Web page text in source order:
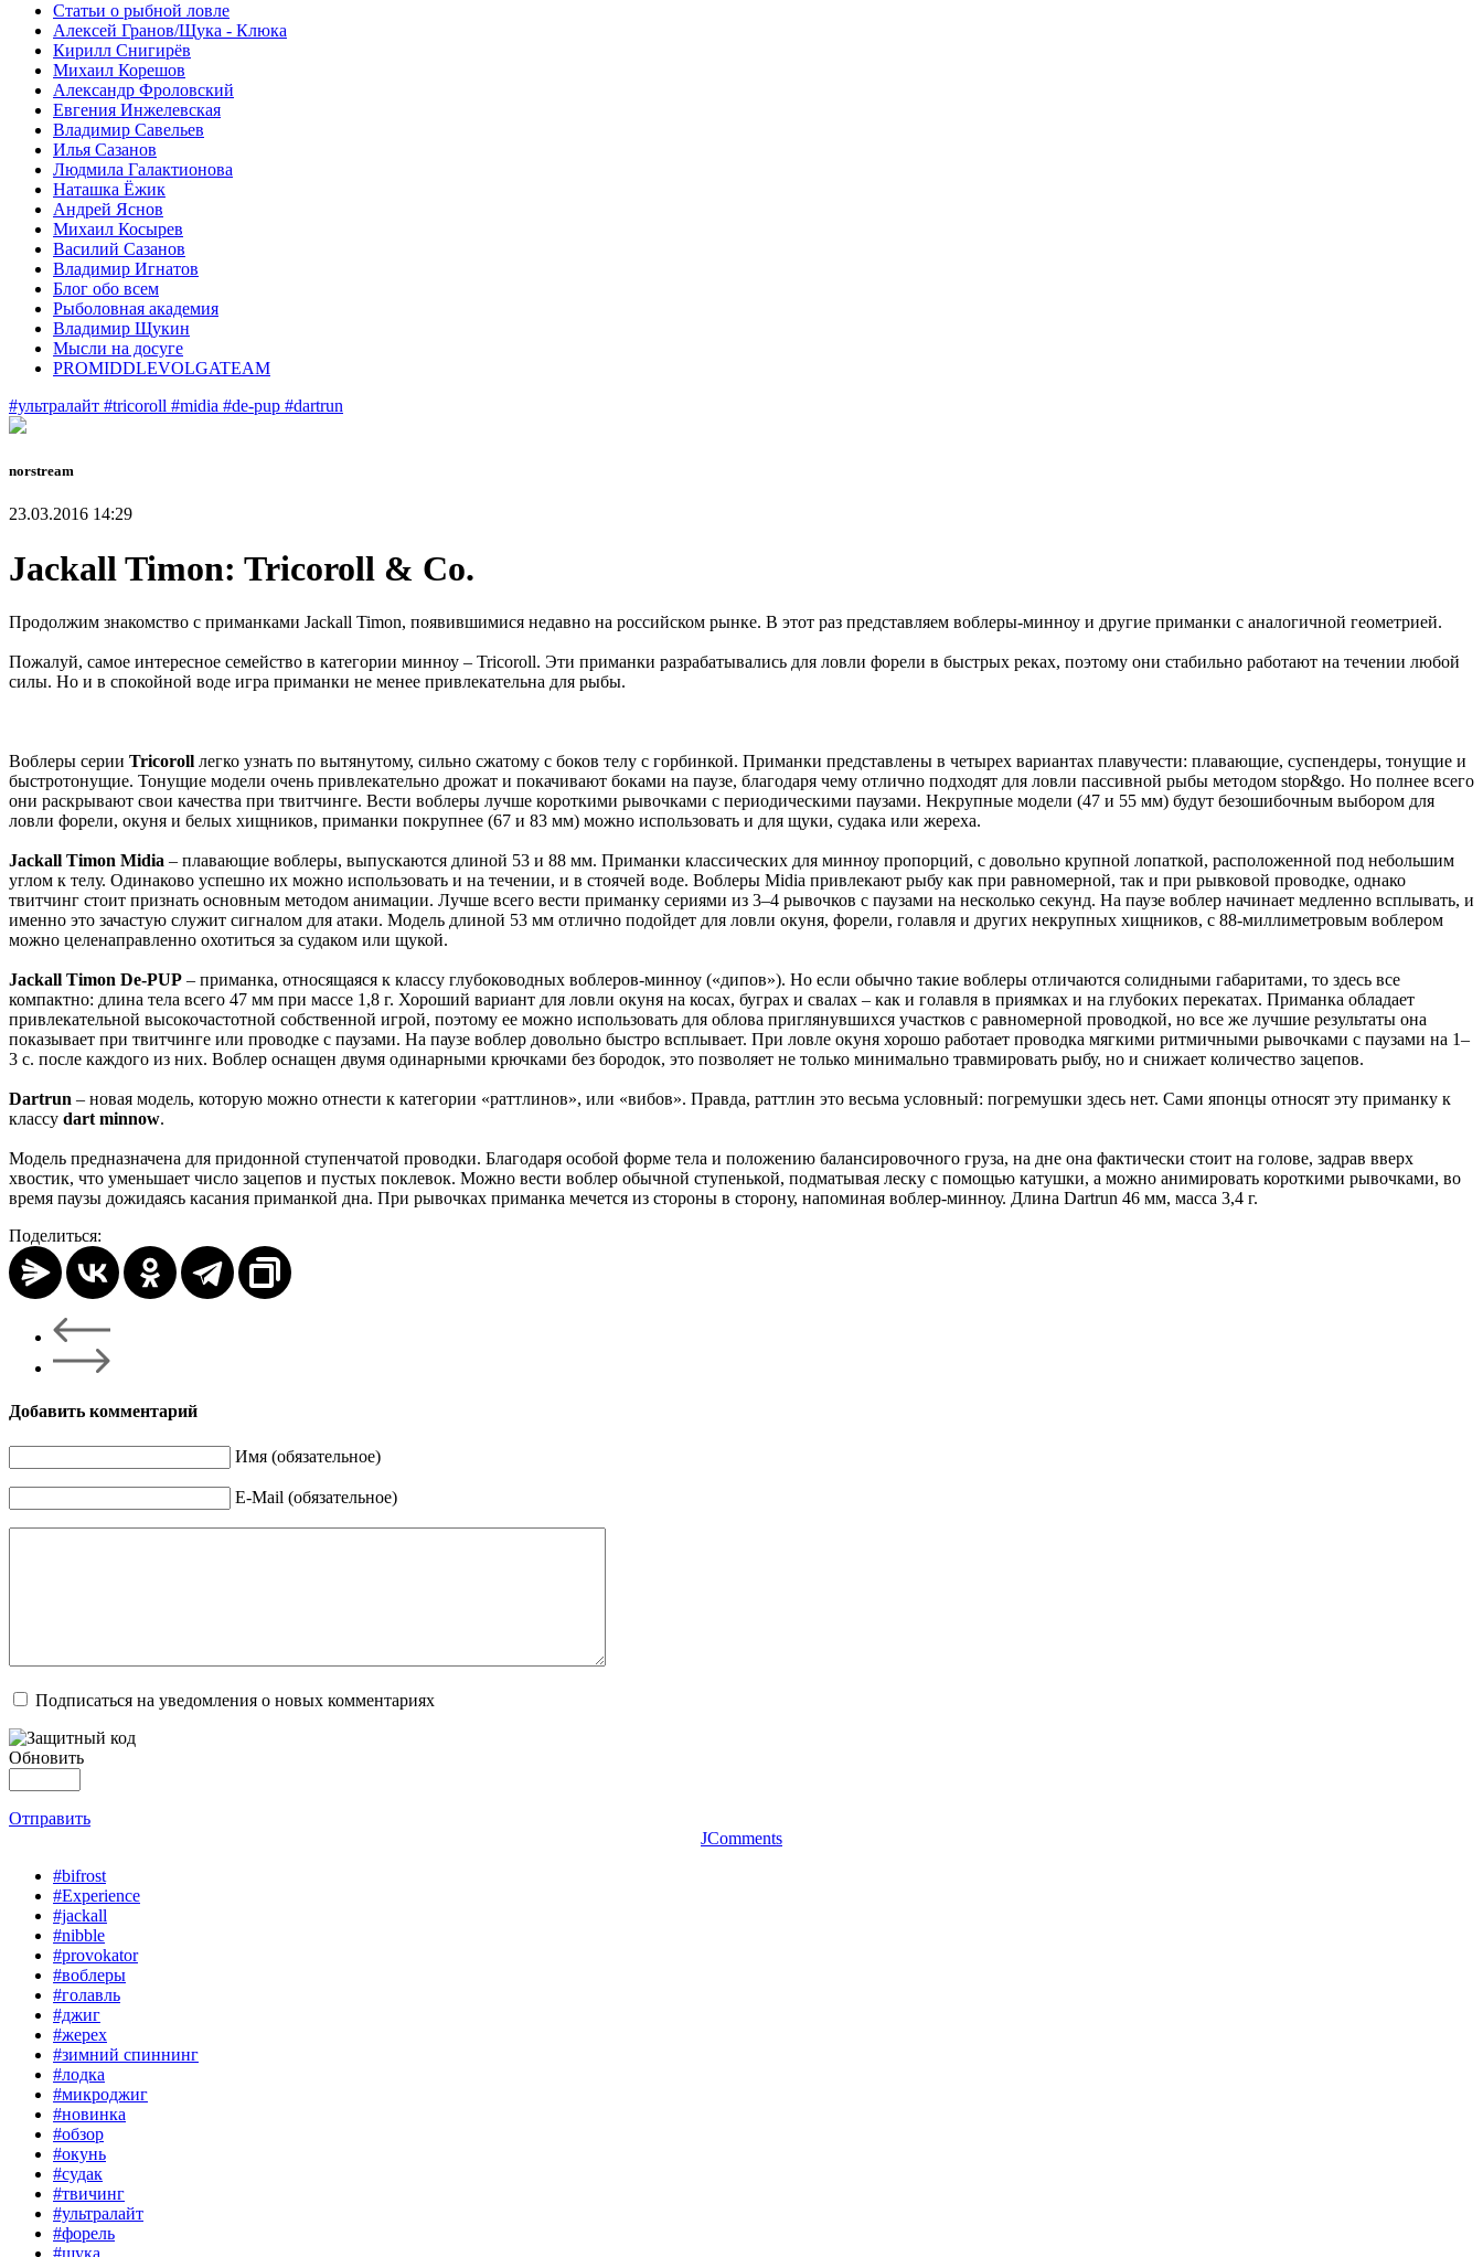
Статьи о рыбной ловле
Алексей Гранов/Щука - Клюка
Кирилл Снигирёв
Михаил Корешов
Александр Фроловский
Евгения Инжелевская
Владимир Савельев
Илья Сазанов
Людмила Галактионова
Наташка Ёжик
Андрей Яснов
Михаил Косырев
Василий Сазанов
Владимир Игнатов
Блог обо всем
Рыболовная академия
Владимир Щукин
Мысли на досуге
PROMIDDLEVOLGATEAM
#ультралайт #tricoroll #midia #de-pup #dartrun
norstream
23.03.2016 14:29
Jackall Timon: Tricoroll & Co.
Продолжим знакомство с приманками Jackall Timon, появившимися недавно на российском рынке. В этот раз представляем воблеры-минноу и другие приманки с аналогичной геометрией.
Пожалуй, самое интересное семейство в категории минноу – Tricoroll. Эти приманки разрабатывались для ловли форели в быстрых реках, поэтому они стабильно работают на течении любой
силы. Но и в спокойной воде игра приманки не менее привлекательна для рыбы.
Воблеры серии Tricoroll легко узнать по вытянутому, сильно сжатому с боков телу с горбинкой. Приманки представлены в четырех вариантах плавучести: плавающие, суспендеры, тонущие и
быстротонущие. Тонущие модели очень привлекательно дрожат и покачивают боками на паузе, благодаря чему отлично подходят для ловли пассивной рыбы методом stop&go. Но полнее всего
они раскрывают свои качества при твитчинге. Вести воблеры лучше короткими рывочками с периодическими паузами. Некрупные модели (47 и 55 мм) будут безошибочным выбором для
ловли форели, окуня и белых хищников, приманки покрупнее (67 и 83 мм) можно использовать и для щуки, судака или жереха.
Jackall Timon Midia – плавающие воблеры, выпускаются длиной 53 и 88 мм. Приманки классических для минноу пропорций, с довольно крупной лопаткой, расположенной под небольшим
углом к телу. Одинаково успешно их можно использовать и на течении, и в стоячей воде. Воблеры Midia привлекают рыбу как при равномерной, так и при рывковой проводке, однако
твитчинг стоит признать основным методом анимации. Лучше всего вести приманку сериями из 3–4 рывочков с паузами на несколько секунд. На паузе воблер начинает медленно всплывать, и
именно это зачастую служит сигналом для атаки. Модель длиной 53 мм отлично подойдет для ловли окуня, форели, голавля и других некрупных хищников, с 88-миллиметровым воблером
можно целенаправленно охотиться за судаком или щукой.
Jackall Timon De-PUP – приманка, относящаяся к классу глубоководных воблеров-минноу («дипов»). Но если обычно такие воблеры отличаются солидными габаритами, то здесь все
компактно: длина тела всего 47 мм при массе 1,8 г. Хороший вариант для ловли окуня на косах, буграх и свалах – как и голавля в приямках и на глубоких перекатах. Приманка обладает
привлекательной высокочастотной собственной игрой, поэтому ее можно использовать для облова приглянувшихся участков с равномерной проводкой, но все же лучшие результаты она
показывает при твитчинге или проводке с паузами. На паузе воблер довольно быстро всплывает. При ловле окуня хорошо работает проводка мягкими ритмичными рывочками с паузами на 1–
3 с. после каждого из них. Воблер оснащен двумя одинарными крючками без бородок, это позволяет не только минимально травмировать рыбу, но и снижает количество зацепов.
Dartrun – новая модель, которую можно отнести к категории «раттлинов», или «вибов». Правда, раттлин это весьма условный: погремушки здесь нет. Сами японцы относят эту приманку к
классу dart minnow.
Модель предназначена для придонной ступенчатой проводки. Благодаря особой форме тела и положению балансировочного груза, на дне она фактически стоит на голове, задрав вверх
хвостик, что уменьшает число зацепов и пустых поклевок. Можно вести воблер обычной ступенькой, подматывая леску с помощью катушки, а можно анимировать короткими рывочками, во
время паузы дожидаясь касания приманкой дна. При рывочках приманка мечется из стороны в сторону, напоминая воблер-минноу. Длина Dartrun 46 мм, масса 3,4 г.
Поделиться:
Добавить комментарий
Имя (обязательное)
E-Mail (обязательное)
Подписаться на уведомления о новых комментариях
Обновить
Отправить
JComments
#bifrost
#Experience
#jackall
#nibble
#provokator
#воблеры
#голавль
#джиг
#жерех
#зимний спиннинг
#лодка
#микроджиг
#новинка
#обзор
#окунь
#судак
#твичинг
#ультралайт
#форель
#щука